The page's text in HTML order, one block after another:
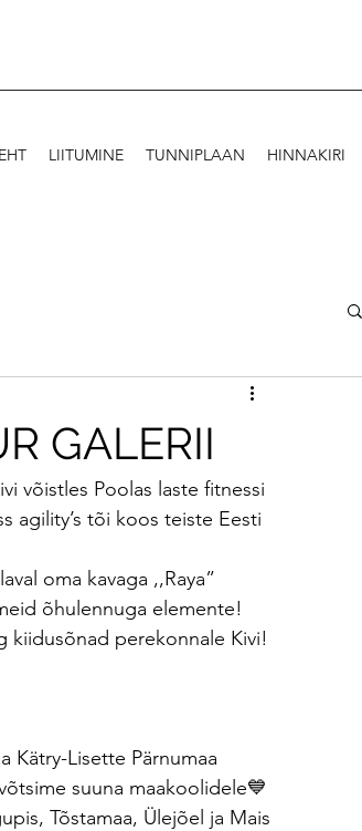
LIITUMINE TUNNIPLAAN HINNAKIRI
GALERII
võistles Poolas laste fitnessi
agility’s tõi koos teiste Eesti
oma kavaga ,,Raya”
õhulennuga elemente!
kiidusõnad perekonnale Kivi!
Kätry-Lisette Pärnumaa
suuna maakoolidele💙
Tõstamaa, Ülejõel ja Mais